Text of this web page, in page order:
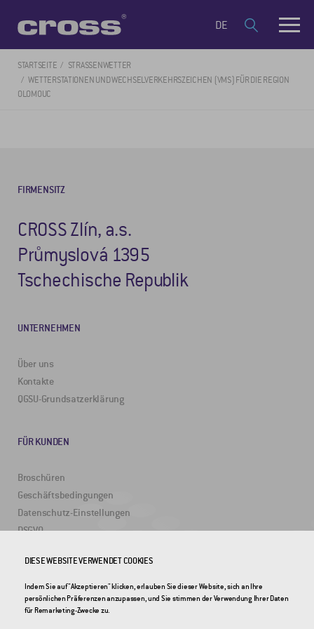
DE
STARTSEITE
STRASSENWETTER
WETTERSTATIONEN UND WECHSELVERKEHRSZEICHEN (VMS) FÜR DIE REGION
OLOMOUC
FIRMENSITZ
CROSS Zlín, a.s.
Průmyslová 1395
Tschechische Republik
UNTERNEHMEN
Über uns
Kontakte
QGSU-Grundsatzerklärung
FÜR KUNDEN
Broschüren
Geschäftsbedingungen
Datenschutz-Einstellungen
DSGVO
2DRoad
DIESE WEBSITE VERWENDET COOKIES
Indem Sie auf "Akzeptieren" klicken, erlauben Sie dieser Website, sich an Ihre
persönlichen Präferenzen anzupassen, und Sie stimmen der Verwendung Ihrer Daten
für Remarketing-Zwecke zu.